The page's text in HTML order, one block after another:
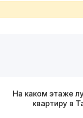
На каком этаже
квартиру в